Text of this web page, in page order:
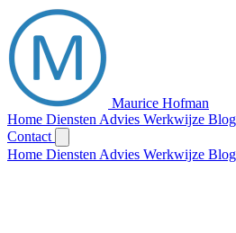
Maurice Hofman
Home Diensten Advies Werkwijze Blog
Contact
Home Diensten Advies Werkwijze Blog